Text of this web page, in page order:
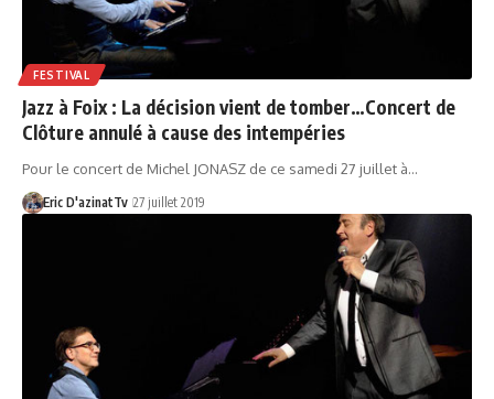
FESTIVAL
Jazz à Foix : La décision vient de tomber…Concert de
Clôture annulé à cause des intempéries
Pour le concert de Michel JONASZ de ce samedi 27 juillet à…
Eric D'azinatTv 27 juillet 2019